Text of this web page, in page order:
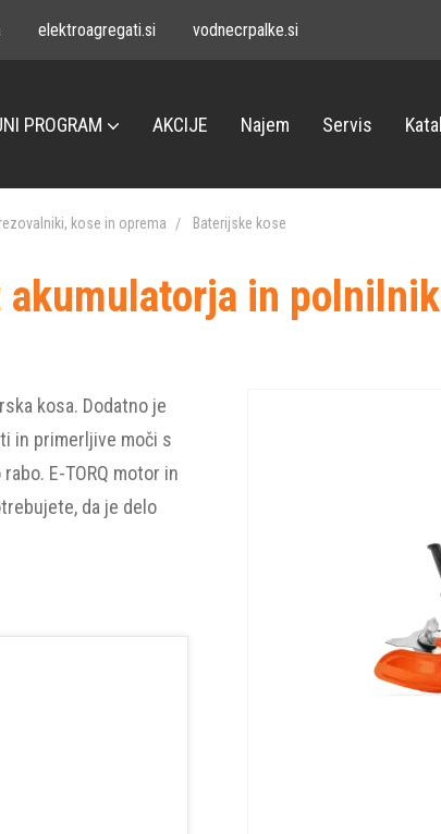
elektroagregati.si vodnecrpalke.si
PROGRAM AKCIJE Najem Servis
kose in oprema Baterijske kose
akumulatorja in
kosa. Dodatno je
in primerljive moči s
E-TORQ motor in
da je delo